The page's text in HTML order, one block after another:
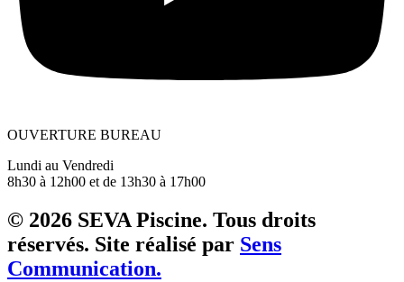
OUVERTURE BUREAU
Lundi au Vendredi
8h30 à 12h00 et de 13h30 à 17h00
© 2026 SEVA Piscine. Tous droits
réservés. Site réalisé par Sens
Communication.